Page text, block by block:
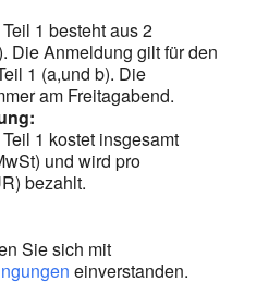
1 besteht aus 2
Die Anmeldung gilt für den
1 (a,und b). Die
am Freitagabend.
1 kostet insgesamt
und wird pro
bezahlt.
Sie sich mit
einverstanden.